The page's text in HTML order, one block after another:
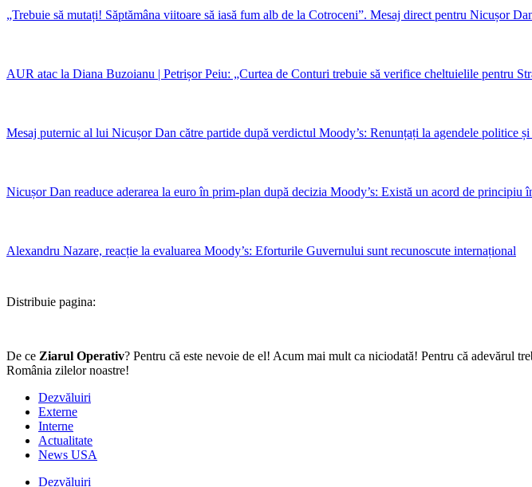
„Trebuie să mutați! Săptămâna viitoare să iasă fum alb de la Cotroceni”. Mesaj direct pentru Nicușor
AUR atac la Diana Buzoianu | Petrișor Peiu: „Curtea de Conturi trebuie să verifice cheltuielile pentru
Mesaj puternic al lui Nicușor Dan către partide după verdictul Moody’s: Renunțați la agendele politice
Nicușor Dan readuce aderarea la euro în prim-plan după decizia Moody’s: Există un acord de principiu
Alexandru Nazare, reacție la evaluarea Moody’s: Eforturile Guvernului sunt recunoscute internațional
Distribuie pagina:
De ce Ziarul Operativ? Pentru că este nevoie de el! Acum mai mult ca niciodată! Pentru că adevărul
România zilelor noastre!
Dezvăluiri
Externe
Interne
Actualitate
News USA
Dezvăluiri